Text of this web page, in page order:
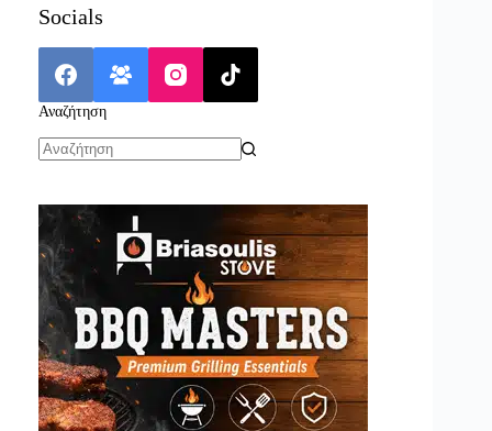
Socials
Αναζήτηση